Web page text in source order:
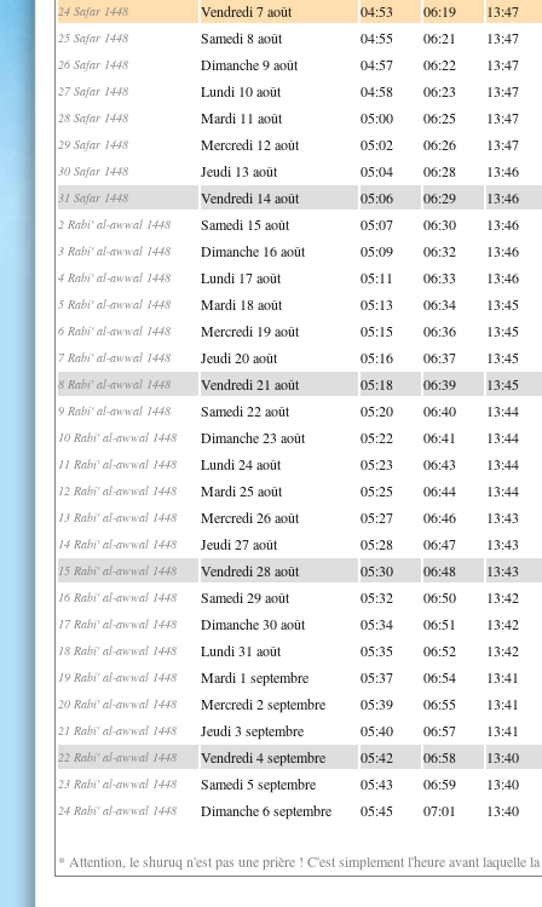
24 Safar 1448 Vendredi 7 août 04:53 06:19 13:47
25 Safar 1448 Samedi 8 août 04:55 06:21 13:47
26 Safar 1448 Dimanche 9 août 04:57 06:22 13:47
27 Safar 1448 Lundi 10 août 04:58 06:23 13:47
28 Safar 1448 Mardi 11 août 05:00 06:25 13:47
29 Safar 1448 Mercredi 12 août 05:02 06:26 13:47
30 Safar 1448 Jeudi 13 août 05:04 06:28 13:46
31 Safar 1448 Vendredi 14 août 05:06 06:29 13:46
2 Rabi' al-awwal 1448 Samedi 15 août 05:07 06:30 13:46
3 Rabi' al-awwal 1448 Dimanche 16 août 05:09 06:32 13:46
4 Rabi' al-awwal 1448 Lundi 17 août 05:11 06:33 13:46
5 Rabi' al-awwal 1448 Mardi 18 août 05:13 06:34 13:45
6 Rabi' al-awwal 1448 Mercredi 19 août 05:15 06:36 13:45
7 Rabi' al-awwal 1448 Jeudi 20 août 05:16 06:37 13:45
8 Rabi' al-awwal 1448 Vendredi 21 août 05:18 06:39 13:45
9 Rabi' al-awwal 1448 Samedi 22 août 05:20 06:40 13:44
10 Rabi' al-awwal 1448 Dimanche 23 août 05:22 06:41 13:44
11 Rabi' al-awwal 1448 Lundi 24 août 05:23 06:43 13:44
12 Rabi' al-awwal 1448 Mardi 25 août 05:25 06:44 13:44
13 Rabi' al-awwal 1448 Mercredi 26 août 05:27 06:46 13:43
14 Rabi' al-awwal 1448 Jeudi 27 août 05:28 06:47 13:43
15 Rabi' al-awwal 1448 Vendredi 28 août 05:30 06:48 13:43
16 Rabi' al-awwal 1448 Samedi 29 août 05:32 06:50 13:42
17 Rabi' al-awwal 1448 Dimanche 30 août 05:34 06:51 13:42
18 Rabi' al-awwal 1448 Lundi 31 août 05:35 06:52 13:42
19 Rabi' al-awwal 1448 Mardi 1 septembre 05:37 06:54 13:41
20 Rabi' al-awwal 1448 Mercredi 2 septembre 05:39 06:55 13:41
21 Rabi' al-awwal 1448 Jeudi 3 septembre 05:40 06:57 13:41
22 Rabi' al-awwal 1448 Vendredi 4 septembre 05:42 06:58 13:40
23 Rabi' al-awwal 1448 Samedi 5 septembre 05:43 06:59 13:40
24 Rabi' al-awwal 1448 Dimanche 6 septembre 05:45 07:01 13:40
* Attention, le shuruq n'est pas une prière ! C'est simplement l'heure avant laquelle